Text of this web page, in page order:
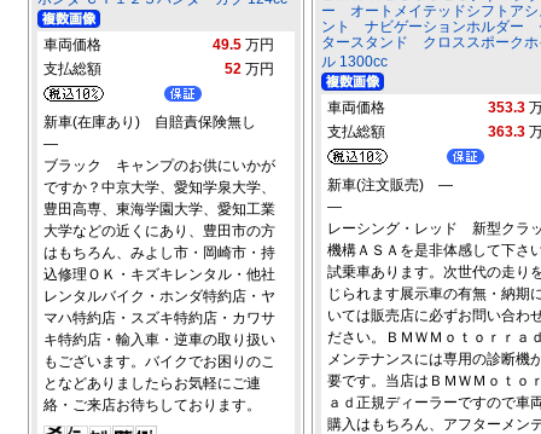
車両価格 49.5 万円
支払総額
52 万円
新車(在庫あり) 自賠責保険無し
―
ブラック キャンプのお供にいかが
ですか？中京大学、愛知学泉大学、
豊田高専、東海学園大学、愛知工業
大学などの近くにあり、豊田市の方
はもちろん、みよし市・岡崎市・持
込修理ＯＫ・キズキレンタル・他社
レンタルバイク・ホンダ特約店・ヤ
マハ特約店・スズキ特約店・カワサ
キ特約店・輸入車・逆車の取り扱い
もございます。バイクでお困りのこ
となどありましたらお気軽にご連
絡・ご来店お待ちしております。
ー オートメイテッドシフトアシ
ント ナビゲーションホルダー
タースタンド クロススポークホ
ル 1300cc
車両価格 353.3
支払総額
363.3
新車(注文販売) ―
―
レーシング・レッド 新型クラ
機構ＡＳＡを是非体感して下さ
試乗車あります。次世代の走り
じられます展示車の有無・納期
いては販売店に必ずお問い合わ
ださい。ＢＭＷＭｏｔｏｒｒａ
メンテナンスには専用の診断機
要です。当店はＢＭＷＭｏｔｏ
ａｄ正規ディーラーですので車
購入はもちろん、アフターメン